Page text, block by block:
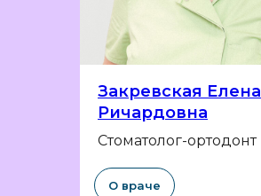
Закревская Елена
Ричардовна
Стоматолог-ортодонт
О враче